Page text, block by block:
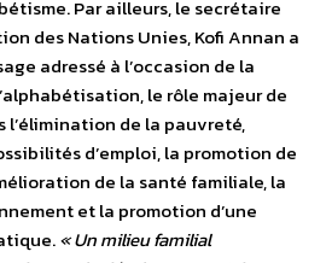
Par ailleurs, le secrétaire
des Nations Unies, Kofi Annan a
adressé à l’occasion de la
le rôle majeur de
l’élimination de la pauvreté,
d’emploi, la promotion de
de la santé familiale, la
et la promotion d’une
« Un milieu familial